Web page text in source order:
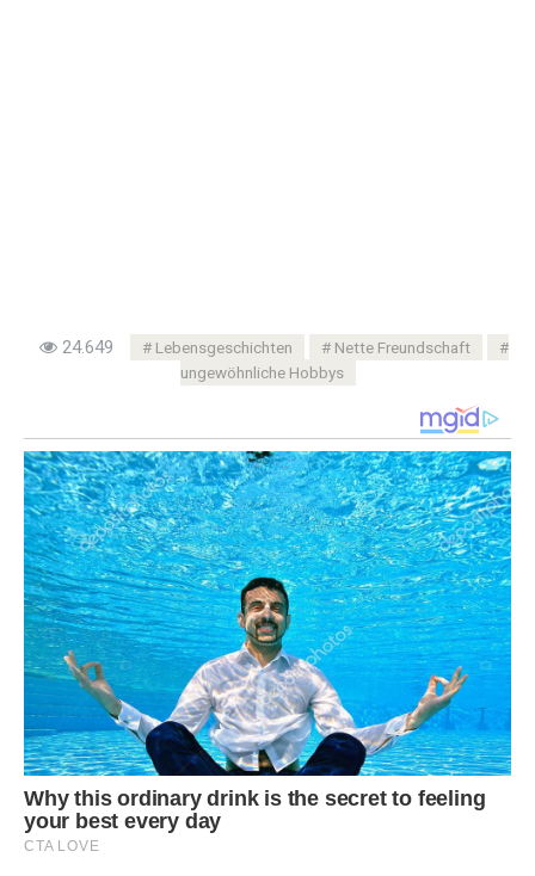
24.649 Lebensgeschichten
Nette Freundschaft
ungewöhnliche Hobbys